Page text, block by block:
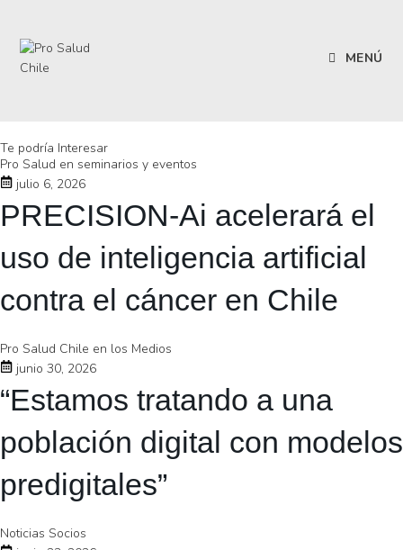
MENÚ
Te podría Interesar
Pro Salud en seminarios y eventos
julio 6, 2026
PRECISION-Ai acelerará el
uso de inteligencia artificial
contra el cáncer en Chile
Pro Salud Chile en los Medios
junio 30, 2026
“Estamos tratando a una
población digital con modelos
predigitales”
Noticias Socios